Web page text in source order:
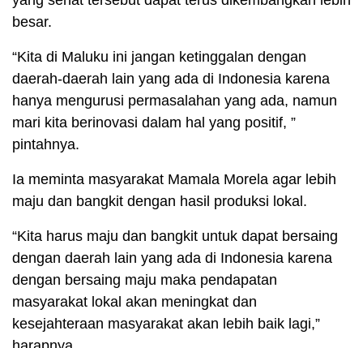
besar.
“Kita di Maluku ini jangan ketinggalan dengan
daerah-daerah lain yang ada di Indonesia karena
hanya mengurusi permasalahan yang ada, namun
mari kita berinovasi dalam hal yang positif, ”
pintahnya.
Ia meminta masyarakat Mamala Morela agar lebih
maju dan bangkit dengan hasil produksi lokal.
“Kita harus maju dan bangkit untuk dapat bersaing
dengan daerah lain yang ada di Indonesia karena
dengan bersaing maju maka pendapatan
masyarakat lokal akan meningkat dan
kesejahteraan masyarakat akan lebih baik lagi,”